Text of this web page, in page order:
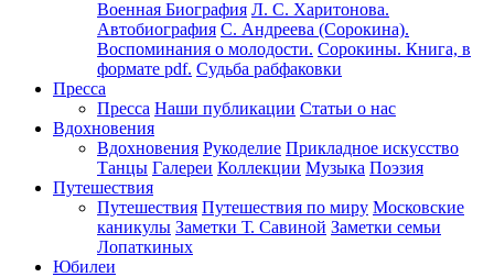
Военная Биография Л. С. Харитонова.
Автобиография С. Андреева (Сорокина).
Воспоминания о молодости. Сорокины. Книга, в
формате pdf. Судьба рабфаковки
Пресса
Пресса Наши публикации Статьи о нас
Вдохновения
Вдохновения Рукоделие Прикладное искусство
Танцы Галереи Коллекции Музыка Поэзия
Путешествия
Путешествия Путешествия по миру Московские
каникулы Заметки Т. Савиной Заметки семьи
Лопаткиных
Юбилеи